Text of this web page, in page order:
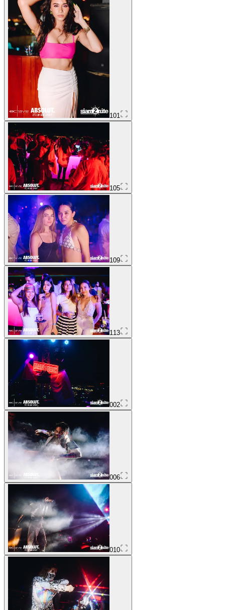
101
105
109
113
002
006
010